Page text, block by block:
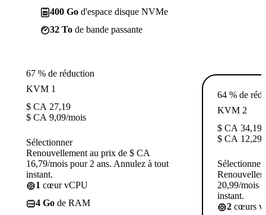
400 Go d'espace disque NVMe
32 To de bande passante
67 % de réduction
KVM 1
$ CA 27,19
$ CA 9,09/mois
Sélectionner
Renouvellement au prix de $ CA
16,79/mois pour 2 ans. Annulez à tout
instant.
1 cœur vCPU
4 Go de RAM
64 % de
KVM 2
$ CA 34,19
$ CA 12,29
Sélectionner
20,99/mois
instant.
2 cœurs